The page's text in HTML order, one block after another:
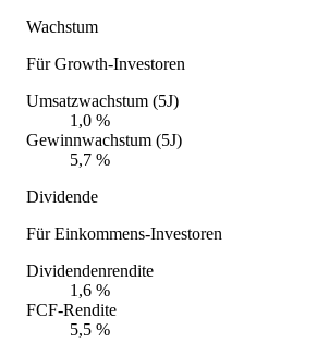
Wachstum
Für Growth-Investoren
Umsatzwachstum (5J)
1,0 %
Gewinnwachstum (5J)
5,7 %
Dividende
Für Einkommens-Investoren
Dividendenrendite
1,6 %
FCF-Rendite
5,5 %